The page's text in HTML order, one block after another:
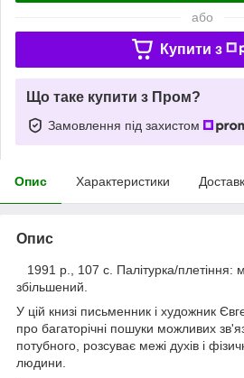
або
Купити з
Що таке купити з Пром?
Замовлення під захистом
Опис Характеристики
Опис
1991 р., 107 с. Палітурка/плетіння:
збільшений.
У цій книзі письменник і художник
про багаторічні пошуки можливих
потубного, розсуває межі духів і
людини.